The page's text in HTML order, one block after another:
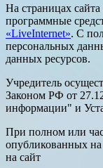
На страницах
программные
«LiveInternet». С
персональных
данных ресурсов.
Учредитель
Законом РФ от
информации" и
При полном или
опубликованных на
на сайт